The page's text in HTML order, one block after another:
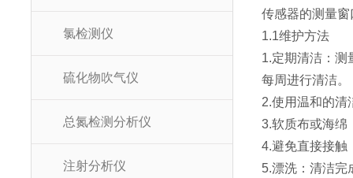
氯检测仪
硫化物吹气仪
总氮检测分析仪
注射分析仪
传感器的测量
1.1维护方法
1.定期清洁：测
每周进行清洁。
2.使用温和的清
3.软质布或海绵
4.避免直接接触
5.漂洗：清洁完